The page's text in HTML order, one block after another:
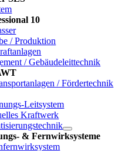
10
/ Produktion
/ Gebäudeleittechnik
/ Fördertechnik
Leitsystem
Kraftwerk
& Fernwirksysteme